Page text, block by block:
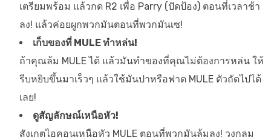
เตรียมพร้อม แล้วกด R2 เพื่อ Parry (ปัดป้อง) ตอนที่เวลาช้า
ลง! แล้วค่อยผูกพวกมันตอนที่พวกมันเซ!
เก็บของที่ MULE ทำหล่น!
ถ้าคุณล้ม MULE ได้ แล้วมันทำของที่คุณไม่ต้องการหล่น ให้
รีบหยิบขึ้นมาเร็วๆ แล้วใช้มันปาหรือฟาด MULE ตัวถัดไปได้
เลย!
ดูสัญลักษณ์เหนือหัว!
สังเกตไอคอนเหนือหัว MULE ตอนที่พวกมันล้มลง! วงกลม